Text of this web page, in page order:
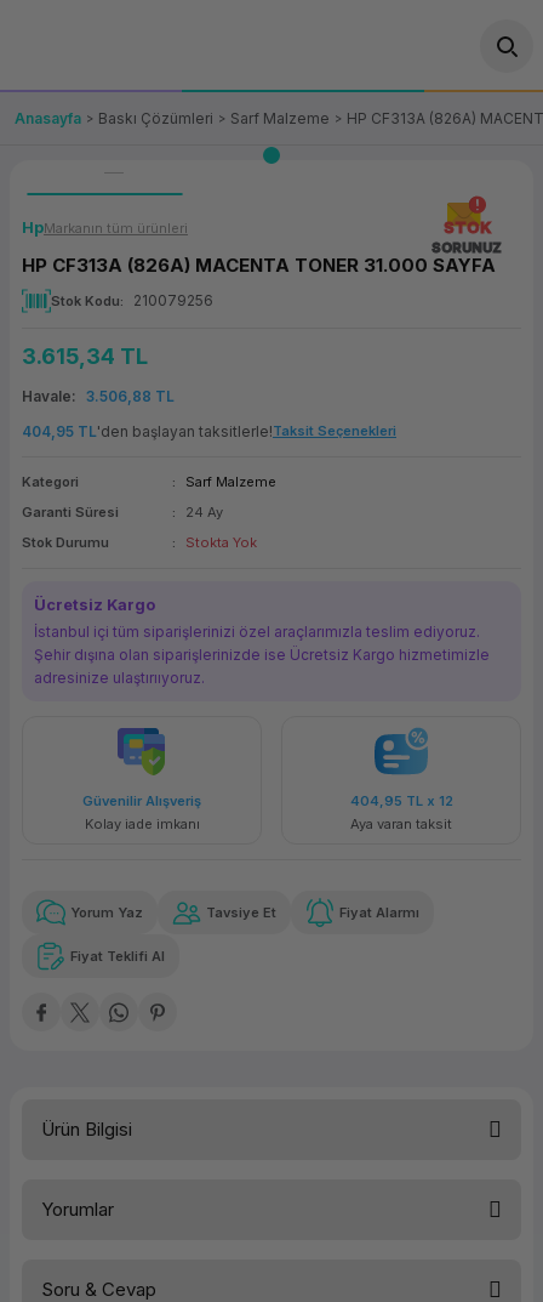
OT/VT Ürünleri
Fiş Yazıcı
(Firewall)
Makinesi
Çözümleri
Yedekleme
Ürünler
Anasayfa Baskı Çözümleri Sarf Malzeme HP CF313A (826A)
STOK
SORUNUZ
HpMarkanın tüm ürünleri
HP CF313A (826A) MACENTA TONER 31.000 SAYFA
Stok Kodu 210079256
3.615,34 TL
Havale
3.506,88 TL
404,95 TL'den başlayan taksitlerle!Taksit Seçenekleri
Kategori
Sarf Malzeme
Garanti Süresi
24 Ay
Stok Durumu
Stokta Yok
Ücretsiz Kargo
İstanbul içi tüm siparişlerinizi özel araçlarımızla teslim ediyoruz.
Şehir dışına olan siparişlerinizde ise Ücretsiz Kargo hizmetimizle
adresinize ulaştırııyoruz.
Güvenilir Alışveriş
Kolay iade imkanı
404,95 TLx 12
Aya varan taksit
Yorum Yaz Tavsiye Et Fiyat Alarmı
Fiyat Teklifi Al
Ürün Bilgisi
Yorumlar
Soru & Cevap